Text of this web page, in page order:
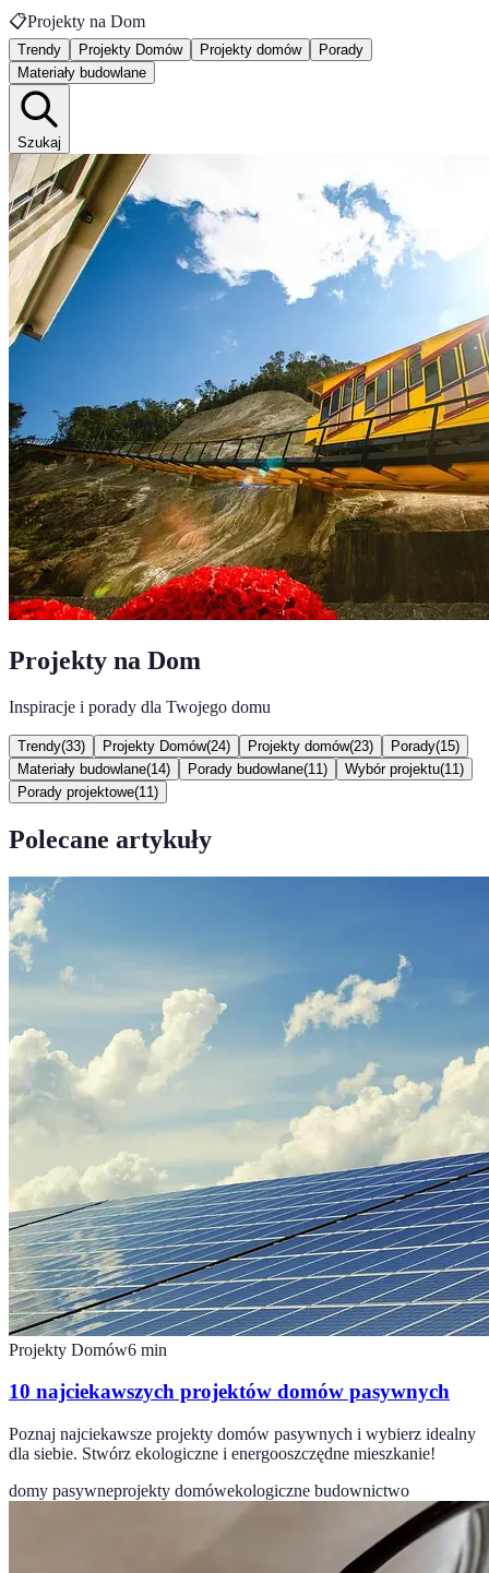
📋Projekty na Dom
Trendy Projekty Domów Projekty domów
Porady
Materiały budowlane
Szukaj
Projekty na Dom
Inspiracje i porady dla Twojego domu
Trendy(33) Projekty Domów(24) Projekty domów(23) Porady(15)
Materiały budowlane(14) Porady budowlane(11 ) Wybór projektu(11 )
Porady projektowe(11 )
Polecane artykuły
Projekty Domów6 min
10 najciekawszych projektów domów pasywnych
Poznaj najciekawsze projekty domów pasywnych i wybierz idealny
dla siebie. Stwórz ekologiczne i energooszczędne mieszkanie!
domy pasywneprojekty domówekologiczne budownictwo